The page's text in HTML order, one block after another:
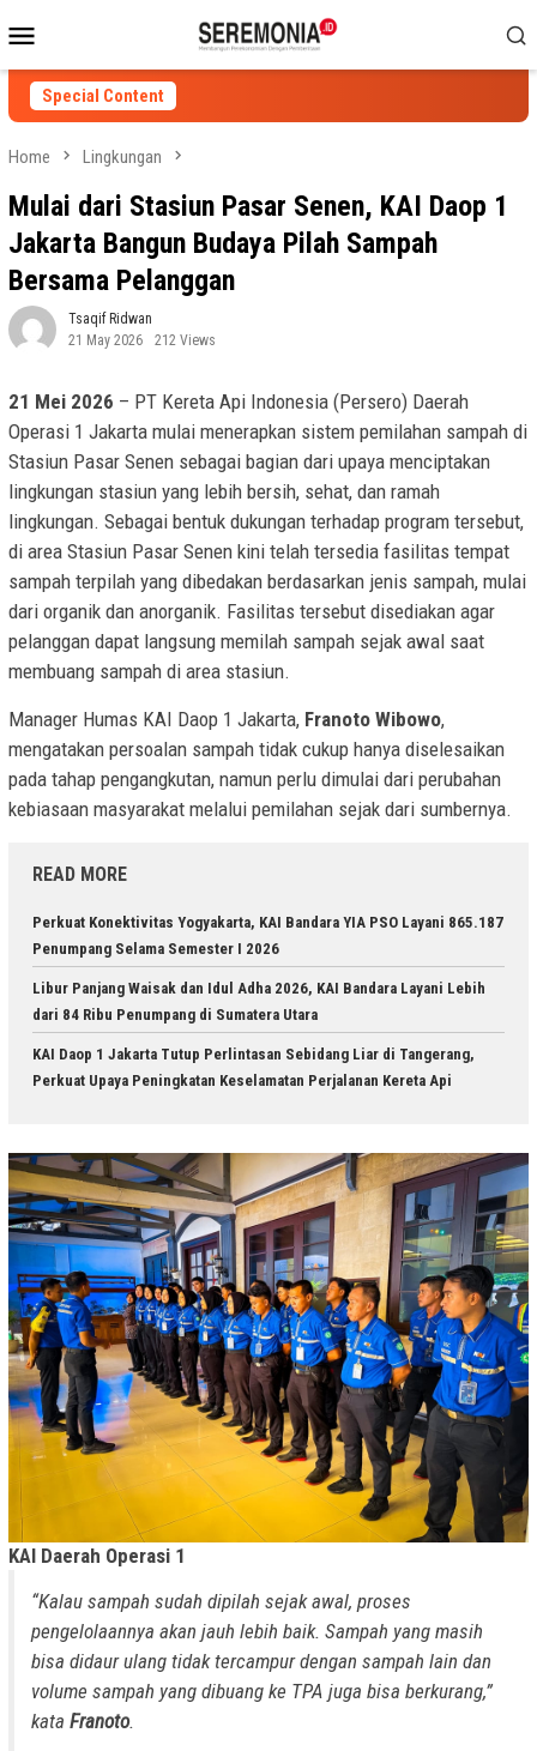
to
contentMenu
Special Content
Home Lingkungan
Mulai dari Stasiun Pasar Senen, KAI Daop 1
Jakarta Bangun Budaya Pilah Sampah
Bersama Pelanggan
Tsaqif Ridwan
21 May 2026
212 Views
21 Mei 2026 – PT Kereta Api Indonesia (Persero) Daerah
Operasi 1 Jakarta mulai menerapkan sistem pemilahan sampah di
Stasiun Pasar Senen sebagai bagian dari upaya menciptakan
lingkungan stasiun yang lebih bersih, sehat, dan ramah
lingkungan. Sebagai bentuk dukungan terhadap program tersebut,
di area Stasiun Pasar Senen kini telah tersedia fasilitas tempat
sampah terpilah yang dibedakan berdasarkan jenis sampah, mulai
dari organik dan anorganik. Fasilitas tersebut disediakan agar
pelanggan dapat langsung memilah sampah sejak awal saat
membuang sampah di area stasiun.
Manager Humas KAI Daop 1 Jakarta, Franoto Wibowo,
mengatakan persoalan sampah tidak cukup hanya diselesaikan
pada tahap pengangkutan, namun perlu dimulai dari perubahan
kebiasaan masyarakat melalui pemilahan sejak dari sumbernya.
READ MORE
Perkuat Konektivitas Yogyakarta, KAI Bandara YIA PSO Layani 865.187
Penumpang Selama Semester I 2026
Libur Panjang Waisak dan Idul Adha 2026, KAI Bandara Layani Lebih
dari 84 Ribu Penumpang di Sumatera Utara
KAI Daop 1 Jakarta Tutup Perlintasan Sebidang Liar di Tangerang,
Perkuat Upaya Peningkatan Keselamatan Perjalanan Kereta Api
KAI Daerah Operasi 1
“Kalau sampah sudah dipilah sejak awal, proses
pengelolaannya akan jauh lebih baik. Sampah yang masih
bisa didaur ulang tidak tercampur dengan sampah lain dan
volume sampah yang dibuang ke TPA juga bisa berkurang,”
kata Franoto.